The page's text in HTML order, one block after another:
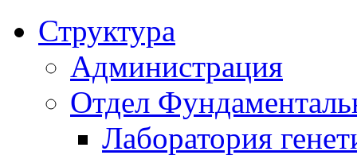
Структура
Администрация
Отдел
Лаборатория